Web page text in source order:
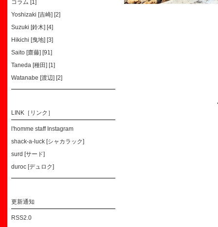
コラム [1]
Yoshizaki [吉崎] [2]
Suzuki [鈴木] [4]
Hikichi [曳地] [3]
Saito [齋藤] [91]
Taneda [種田] [1]
Watanabe [渡辺] [2]
LINK［リンク］
l'homme staff Instagram
shack-a-luck [シャカラック]
surd [サード]
duroc [デュロク]
更新通知
RSS2.0